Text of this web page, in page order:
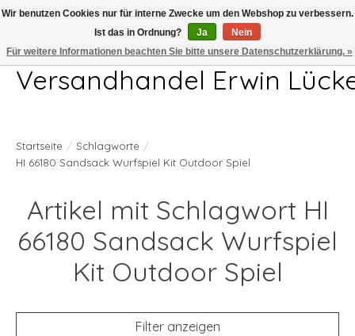
Telefon 04407 715872 MO-DO 7.00-17.00Uhr FR 7.00-13.00Uhr
Versandhandel Erwin
Startseite / Schlagworte /
HI 66180 Sandsack Wurfspiel Kit Outdoor Spiel
Artikel mit Schlagwort HI
66180 Sandsack Wurfspiel
Kit Outdoor Spiel
Filter anzeigen
Wir benutzen Cookies nur für interne Zwecke um den Webshop zu verbessern.
Ist das in Ordnung?
Ja
Nein
Für weitere Informationen beachten Sie bitte unsere Datenschutzerklärung. »